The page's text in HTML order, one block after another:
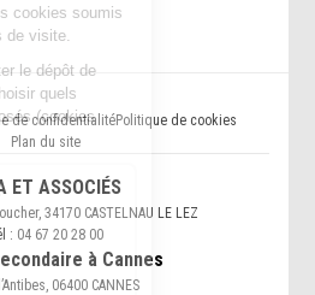
de confidentialitéPolitique de cookies
Plan du site
ET ASSOCIÉS
34170 CASTELNAU LE LEZ
: 04 67 20 28 00
à Cannes
06400 CANNES